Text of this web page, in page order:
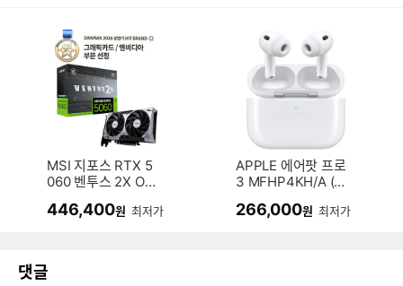
MSI 지포스 RTX 5
060 벤투스 2X OC
446,400원 최저가
APPLE 에어팟 프로
3 MFHP4KH/A (정
266,000원 최저가
댓글